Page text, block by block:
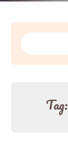
Zoeken
Tag: